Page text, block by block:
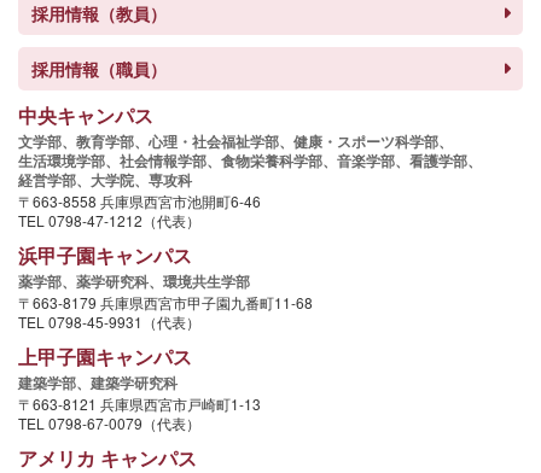
採用情報（教員）
採用情報（職員）
中央キャンパス
文学部、 教育学部、 心理・社会福祉学部、 健康・スポーツ科学部、
生活環境学部、 社会情報学部、 食物栄養科学部、 音楽学部、 看護学部、
経営学部、 大学院、 専攻科
〒663-8558 兵庫県西宮市池開町6-46
TEL 0798-47-1212（代表）
浜甲子園キャンパス
薬学部、 薬学研究科、 環境共生学部
〒663-8179 兵庫県西宮市甲子園九番町11-68
TEL 0798-45-9931（代表）
上甲子園キャンパス
建築学部、 建築学研究科
〒663-8121 兵庫県西宮市戸崎町1-13
TEL 0798-67-0079（代表）
アメリカ キャンパス